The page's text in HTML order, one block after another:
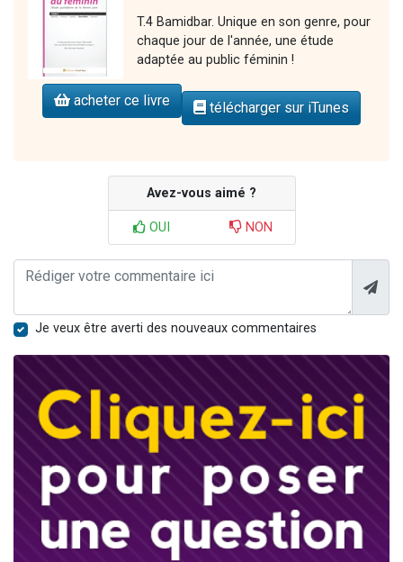
T.4 Bamidbar. Unique en son genre, pour
chaque jour de l'année, une étude
adaptée au public féminin !
acheter ce livre télécharger sur iTunes
Avez-vous aimé ?
OUI NON
Je veux être averti des nouveaux commentaires